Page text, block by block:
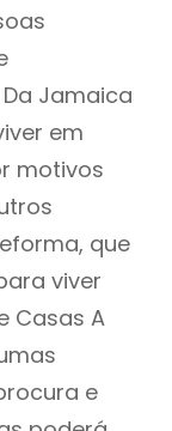
Jamaica
em
motivos
que
viver
Casas A
e